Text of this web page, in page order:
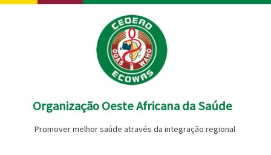
Passar
Organização Oeste Africana da Saúde
Promover melhor saúde através da integração regional